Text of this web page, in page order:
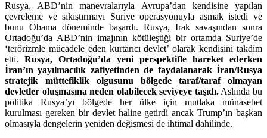
Rusya, ABD’nin manevralarıyla Avrupa’dan kendisine yapılan
çevreleme ve sıkıştırmayı Suriye operasyonuyla aşmak istedi ve
bunu Obama döneminde başardı. Rusya, Irak savaşından sonra
Ortadoğu’da ABD’nin imajının kötüleştiği bir ortamda Suriye’de
‘terörizmle mücadele eden kurtarıcı devlet’ olarak kendisini takdim
etti. Rusya, Ortadoğu’da yeni perspektifle hareket ederken
İran’ın yayılmacılık zafiyetinden de faydalanarak İran/Rusya
stratejik müttefiklik olgusunu bölgede taraf/taraf olmayan
devletler oluşmasına neden olabilecek seviyeye taşıdı.Aslında bu
politika Rusya’yı bölgede her ülke için mutlaka münasebet
kurulması gereken bir devlet haline getirdi ancak Trump’ın başkan
olmasıyla dengelerin yeniden değişmesi de ihtimal dahilinde.